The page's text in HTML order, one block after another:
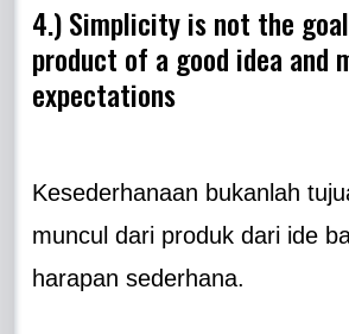
4.) Simplicity is not the
product of a good idea and
expectations
Kesederhanaan bukanlah
muncul dari produk dari ide
harapan sederhana.